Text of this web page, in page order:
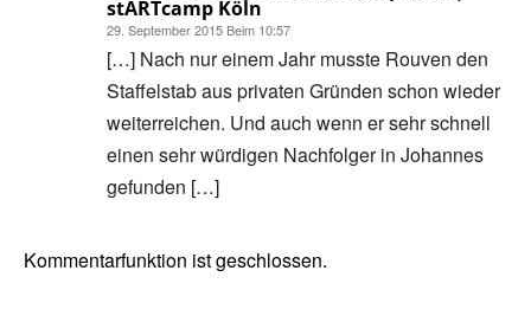
stARTcamp Köln
29. September 2015 Beim 10:57
[…] Nach nur einem Jahr musste Rou­ven den
Staf­fel­stab aus pri­va­ten Grün­den schon wie­der
wei­ter­rei­chen. Und auch wenn er sehr schnell
einen sehr wür­di­gen Nach­fol­ger in Johan­nes
gefun­den […]
Kommentarfunktion ist geschlossen.